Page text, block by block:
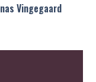
Vingegaard